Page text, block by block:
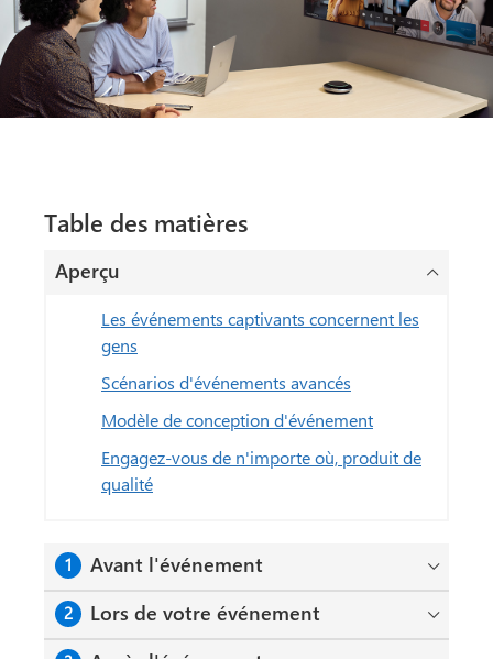
Table des matières
Aperçu
Les événements captivants concernent les
gens
Scénarios d'événements avancés
Modèle de conception d'événement
Engagez-vous de n'importe où, produit de
qualité
1 Avant l'événement
2 Lors de votre événement